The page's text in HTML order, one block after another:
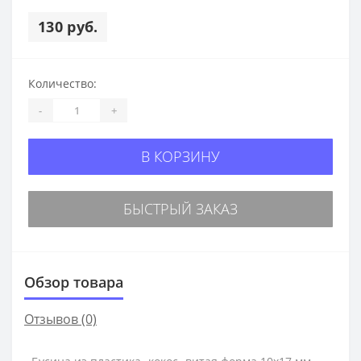
130 руб.
Количество:
- +
В КОРЗИНУ
БЫСТРЫЙ ЗАКАЗ
Обзор товара
Отзывов (0)